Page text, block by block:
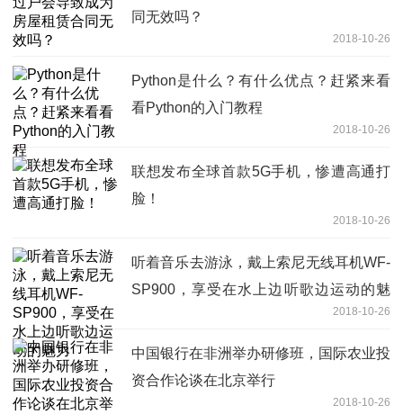
同无效吗？
2018-10-26
Python是什么？有什么优点？赶紧来看
看Python的入门教程
2018-10-26
联想发布全球首款5G手机，惨遭高通打
脸！
2018-10-26
听着音乐去游泳，戴上索尼无线耳机WF-
SP900，享受在水上边听歌边运动的魅
2018-10-26
中国银行在非洲举办研修班，国际农业投
资合作论谈在北京举行
2018-10-26